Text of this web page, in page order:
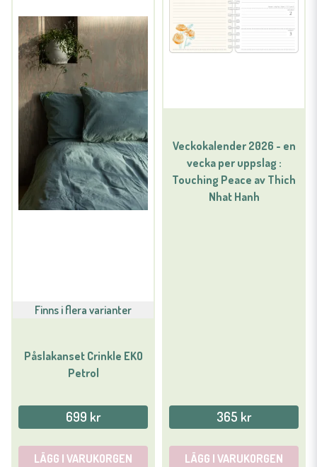
Finns i flera varianter
Påslakanset Crinkle EKO
Petrol
699 kr
LÄGG I VARUKORGEN
Veckokalender 2026 - en
vecka per uppslag :
Touching Peace av Thich
Nhat Hanh
365 kr
LÄGG I VARUKORGEN